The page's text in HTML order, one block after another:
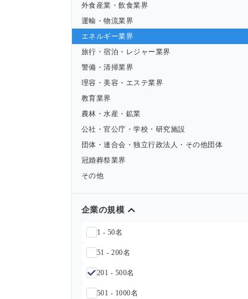
外食産業・飲食業界
運輸・物流業界
エネルギー業界
旅行・宿泊・レジャー業界
警備・清掃業界
理容・美容・エステ業界
教育業界
農林・水産・鉱業
公社・官公庁・学校・研究施設
団体・連合会・独立行政法人・その他団体
冠婚葬祭業界
その他
企業の規模
1 - 50名
51 - 200名
201 - 500名
501 - 1000名